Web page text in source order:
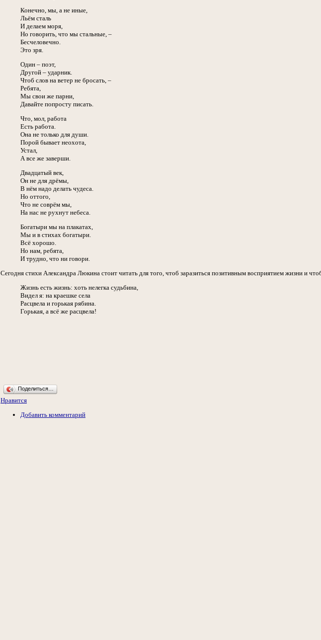
Конечно, мы, а не иные,
Льём сталь
И делаем моря,
Но говорить, что мы стальные, –
Бесчеловечно.
Это зря.
Один – поэт,
Другой – ударник.
Чтоб слов на ветер не бросать, –
Ребята,
Мы свои же парни,
Давайте попросту писать.
Что, мол, работа
Есть работа.
Она не только для души.
Порой бывает неохота,
Устал,
А все же заверши.
Двадцатый век,
Он не для дрёмы,
В нём надо делать чудеса.
Но оттого,
Что не соврём мы,
На нас не рухнут небеса.
Богатыри мы на плакатах,
Мы и в стихах богатыри.
Всё хорошо.
Но нам, ребята,
И трудно, что ни говори.
Сегодня стихи Александра Люкина стоит читать для того, чтоб заразиться позитивным восприятием жизни и
Жизнь есть жизнь: хоть нелегка судьбина,
Видел я: на краешке села
Расцвела и горькая рябина.
Горькая, а всё же расцвела!
Поделиться…
Нравится
Добавить комментарий